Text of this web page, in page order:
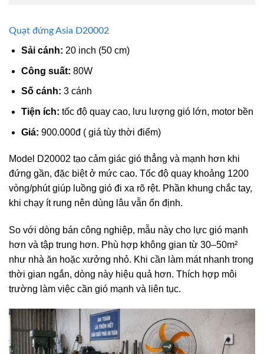
Quạt đứng Asia D20002
Sải cánh: 20 inch (50 cm)
Công suất: 80W
Số cánh: 3 cánh
Tiện ích: tốc độ quay cao, lưu lượng gió lớn, motor bền
Giá: 900.000đ ( giá tùy thời điểm)
Model D20002 tạo cảm giác gió thẳng và mạnh hơn khi
đứng gần, đặc biệt ở mức cao. Tốc độ quay khoảng 1200
vòng/phút giúp luồng gió đi xa rõ rệt. Phần khung chắc tay,
khi chạy ít rung nên dùng lâu vẫn ổn định.
So với dòng bán công nghiệp, mẫu này cho lực gió mạnh
hơn và tập trung hơn. Phù hợp không gian từ 30–50m²
như nhà ăn hoặc xưởng nhỏ. Khi cần làm mát nhanh trong
thời gian ngắn, dòng này hiệu quả hơn. Thích hợp môi
trường làm việc cần gió mạnh và liên tục.